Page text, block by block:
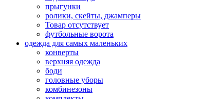
прыгунки
ролики, скейты, джамперы
Товар отсутствует
футбольные ворота
одежда для самых маленьких
конверты
верхняя одежда
боди
головные уборы
комбинезоны